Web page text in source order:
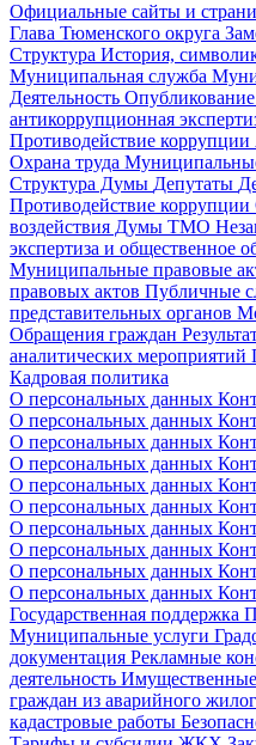
Официальные сайты и
Глава Тюменского округа
Структура История,
Муниципальная служба
Деятельность Опубликование
антикоррупционная
Противодействие коррупции
Охрана труда
Структура Думы Депутаты
Противодействие коррупции
воздействия Думы ТМО
экспертиза и общественное
Муниципальные правовые
правовых актов Публичные
представительных органов
Обращения граждан
аналитических мероприятий
Кадровая политика
О персональных данных
О персональных данных
О персональных данных
О персональных данных
О персональных данных
О персональных данных
О персональных данных
О персональных данных
О персональных данных
О персональных данных
Государственная поддержка
Муниципальные услуги
документация Рекламные
деятельность
граждан из аварийного
кадастровые работы